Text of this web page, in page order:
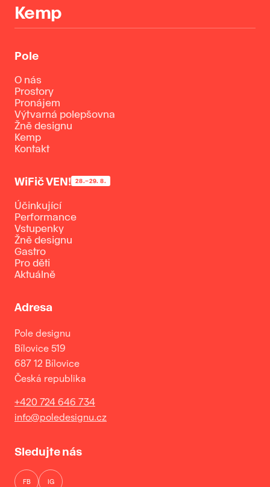
Kemp
Pole
O nás
Prostory
Pronájem
Výtvarná polepšovna
Žně designu
Kemp
Kontakt
WiFič VEN! 28.–29. 8.
Účinkující
Performance
Vstupenky
Žně designu
Gastro
Pro děti
Aktuálně
Adresa
Pole designu
Bílovice 519
687 12 Bílovice
Česká republika
+420 724 646 734
info@poledesignu.cz
Sledujte nás
FB IG